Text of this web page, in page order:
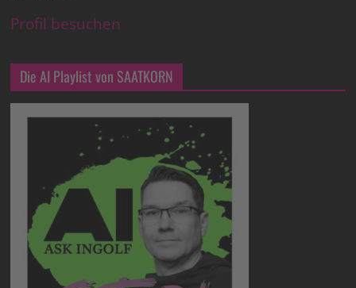
Profil besuchen
Die AI Playlist von SAATKORN